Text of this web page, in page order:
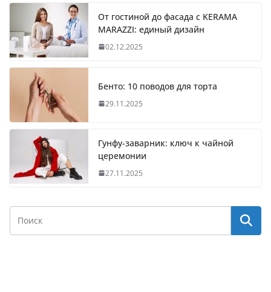
От гостиной до фасада с KERAMA
MARAZZI: единый дизайн
02.12.2025
Бенто: 10 поводов для торта
29.11.2025
Гунфу-заварник: ключ к чайной
церемонии
27.11.2025